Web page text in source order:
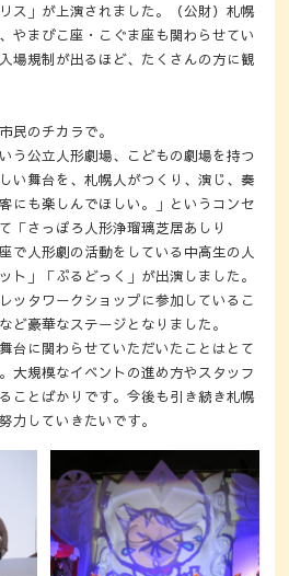
ス」が上演されました。（公財）札幌
やまびこ座・こぐま座も関わらせてい
場規制が出るほど、たくさんの方に観
民のチカラで。
う公立人形劇場、こどもの劇場を持つ
い舞台を、札幌人がつくり、演じ、奏
にも楽しんでほしい。」というコンセ
「さっぽろ人形浄瑠璃芝居あしり
で人形劇の活動をしている中高生の人
ト」「ぶるどっく」が出演しました。
ッタワークショップに参加しているこ
ど豪華なステージとなりました。
台に関わらせていただいたことはとて
大規模なイベントの進め方やスタッフ
ことばかりです。今後も引き続き札幌
力していきたいです。